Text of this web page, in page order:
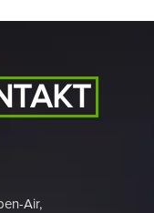
Air,